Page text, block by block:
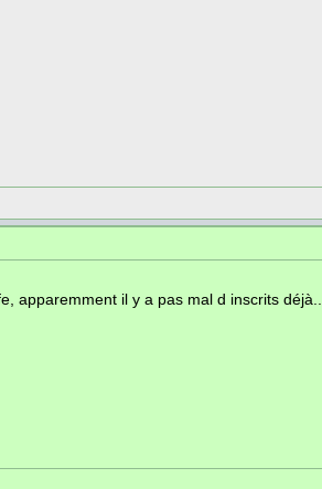
apparemment il y a pas mal d inscrits